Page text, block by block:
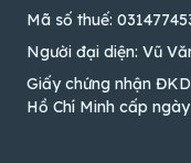
Mã số thuế:
Người đại diện: Vũ
Giấy chứng nhận
Hồ Chí Minh cấp